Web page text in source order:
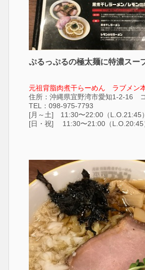
ぷるっぷるの極太麺に特濃スー
元祖背脂肉煮干らーめん ラブメン
住所：沖縄県宜野湾市愛知1-2-16
TEL：098-975-7793
[月～土] 11:30〜22:00（L.O.21:45）
[日・祝] 11:30〜21:00（L.O.20:45